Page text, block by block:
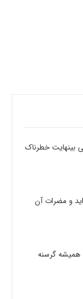
8 ماده غذایی بینهایت خطرناک
و مضرات آن
همیشه گرسنه